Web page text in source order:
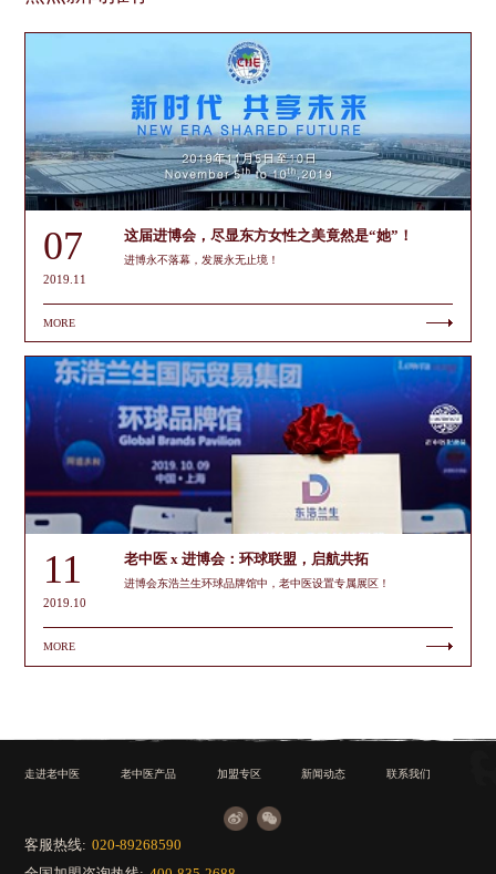
07
2019.11
这届进博会，尽显东方女性之美竟然是“她”！
进博永不落幕，发展永无止境！
MORE
11
2019.10
老中医 x 进博会：环球联盟，启航共拓
进博会东浩兰生环球品牌馆中，老中医设置专属展区！
MORE
走进老中医 老中医产品 加盟专区 新闻动态 联系我们
客服热线: 020-89268590